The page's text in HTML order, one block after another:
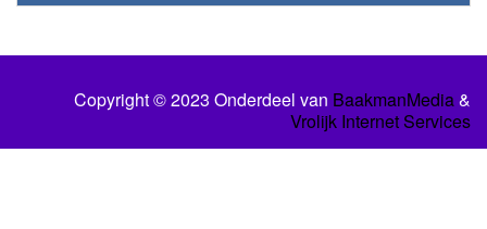
Copyright © 2023 Onderdeel van BaakmanMedia&
Vrolijk Internet Services